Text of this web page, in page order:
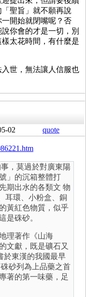
聖旨」就不願再說
開始就閉嘴呢？否
你會的才是一切，別
太花時間，有什麼是
世，無法讓人信服也
02 quote
，莫過於對廣東陽
」的沉箱整體打
期出水的各類文 物
耳環、小粉盒、銅
黃紅色物質，似乎
是硃砂。
理著作《山海
文獻，既是礦石又
於東漢的我國最早
砂列為上品藥之首
著的第一味藥，足